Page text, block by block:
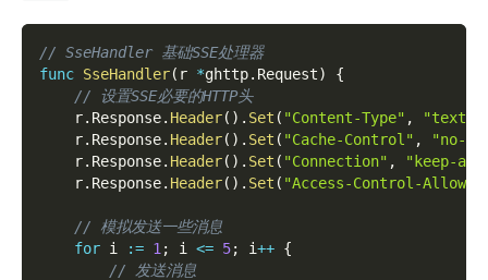
// SseHandler 基础SSE处理器
func SseHandler( r *ghttp. Request)
{
// 设置SSE必要的HTTP头
    r
. Response. Header( ) . Set ( "Content-Type" ,
"text/
    r
. Response. Header( ) . Set ( "Cache-Control" ,
"no-
    r
. Response. Header( ) . Set ( "Connection" ,
"keep-
    r
. Response. Header( ) . Set ( "Access-Control-Allow-
// 模拟发送一些消息
for i := 1 ; i <= 5; i++ {
// 发送消息